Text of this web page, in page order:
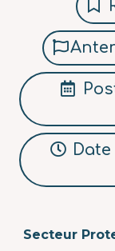
Secteur